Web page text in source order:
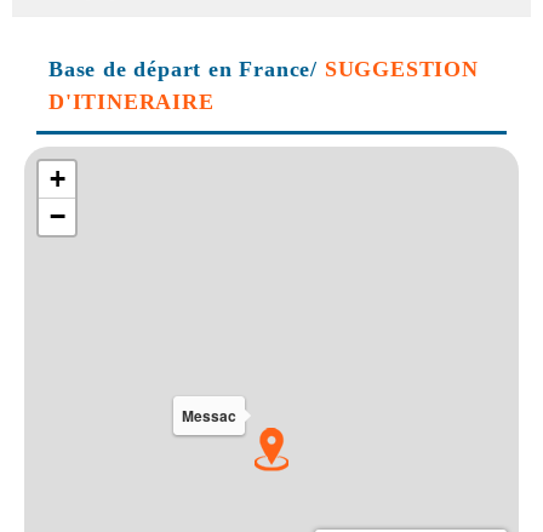
Base de départ en France/ SUGGESTION
D'ITINERAIRE